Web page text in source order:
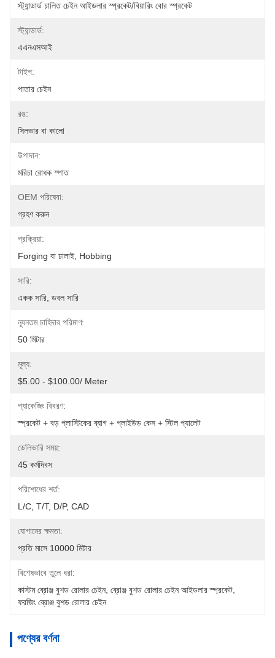
স্ট্যান্ডার্ড চালিত চেইন আইডলার স্প্রকেট/বিয়ারিং বোর স্প্রকেট
স্ট্যান্ডার্ড:
এএনএসআই
টাইপ:
পাতার চেইন
রঙ:
সিলভার বা কালো
উপাদান:
মরিচা রোধক স্পাত
OEM পরিষেবা:
গ্রহণ করুন
প্রক্রিয়া:
Forging বা ঢালাই, Hobbing
সারি:
একক সারি, ডবল সারি
ন্যূনতম চাহিদার পরিমাণ:
50 মিটার
মূল্য:
$5.00 - $100.00/ Meter
প্যাকেজিং বিবরণ:
স্প্রকেট + বড় প্লাস্টিকের ব্যাগ + প্লাইউড কেস + স্টিল প্যালেট
ডেলিভারি সময়:
45 কর্মদিবস
পরিশোধের শর্ত:
L/C, T/T, D/P, CAD
যোগানের ক্ষমতা:
প্রতি মাসে 10000 মিটার
বিশেষভাবে তুলে ধরা:
কাস্টম ব্রোঞ্জ বুশড রোলার চেইন, ব্রোঞ্জ বুশড রোলার চেইন আইডলার স্প্রকেট
ফরজিং ব্রোঞ্জ বুশড রোলার চেইন
পণ্যের বর্ণনা